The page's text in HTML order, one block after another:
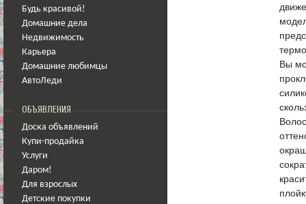
Будь красивой!
Домашние дела
Недвижимость
Карьера
Домашние любимцы
АвтоЛеди
ОБЪЯВЛЕНИЯ
Доска объявлений
Купи-продайка
Услуги
Даром!
Для взрослых
Детские покупки
Вы